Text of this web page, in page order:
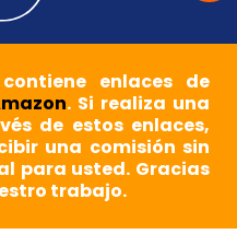
enlaces de
. Si realiza una
de estos enlaces,
una comisión sin
para usted. Gracias
trabajo.